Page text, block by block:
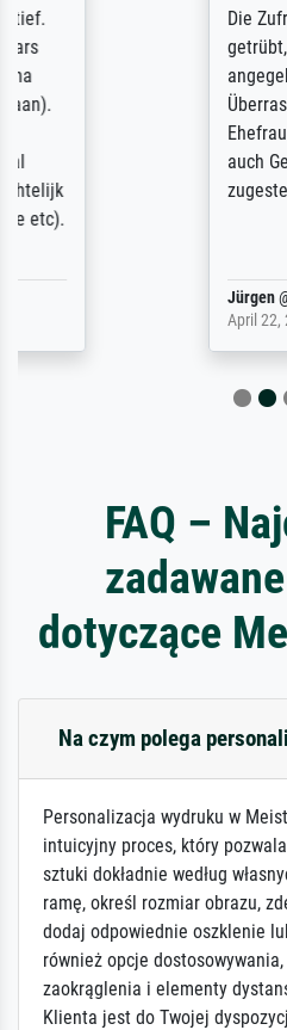
Die Zufriedenheit ist
getrübt, dass das Bild
angegebenen
Überraschung für die
Ehefrau sein zum
auch Geburtstag sein)
zugestellt wurde.
ProvenExpert
FAQ –
dotyczące
Na czym polega
Personalizacja wydruku w
intuicyjny proces, który
sztuki dokładnie według
ramę, określ rozmiar obrazu,
dodaj odpowiednie oszklenie
również opcje
zaokrąglenia i elementy
Klienta jest do Twojej